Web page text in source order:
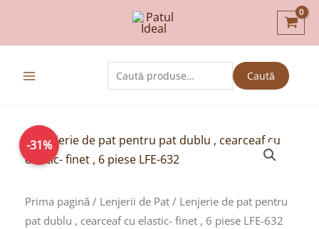
content
Caută
după:
Caută
-31%
Prima pagină/ Lenjerii de Pat / Lenjerie de pat pentru
pat dublu , cearceaf cu elastic- finet , 6 piese LFE-632
Prețul
inițial
fost:
159,00lei.
Prețul
curent
109,00lei.